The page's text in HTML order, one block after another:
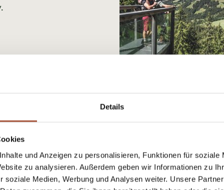
Details
und Anzeigen zu personalisieren, Funktionen für soziale
zu analysieren. Außerdem geben wir Informationen zu
soziale Medien, Werbung und Analysen weiter. Unsere
Mine
Open
day.